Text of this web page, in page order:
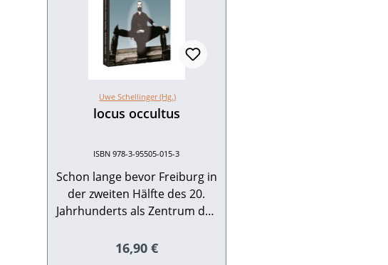
Uwe Schellinger (Hg.)
locus occultus
ISBN 978-3-95505-015-3
Schon lange bevor Freiburg in
der zweiten Hälfte des 20.
Jahrhunderts als Zentrum der
Forschungen zur
Regulärer Preis:
16,90 €